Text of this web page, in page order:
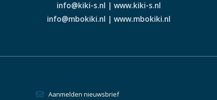
info@kiki-s.nl | www.kiki-s.nl
info@mbokiki.nl | www.mbokiki.nl
Aanmelden nieuwsbrief